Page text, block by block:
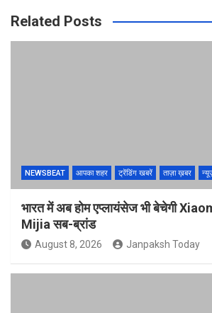
Related Posts
NEWSBEAT आपका शहर ट्रेंडिंग खबरें ताज़ा ख़बर
भारत में अब होम एप्लायंसेज भी बेचेगी
Mijia सब-ब्रांड
August 8, 2026 Janpaksh Today